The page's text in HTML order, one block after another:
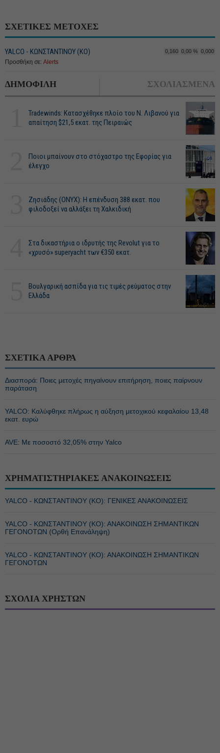
ΣΧΕΤΙΚΕΣ ΜΕΤΟΧΕΣ
YALCO - ΚΩΝΣΤΑΝΤΙΝΟΥ (ΚΟ) 0,160 0,00 % 0,000
Προσθήκη σε: Alerts
ΔΗΜΟΦΙΛΗ ΣΧΟΛΙΑΣΜΕΝΑ
Tradewinds: Κατασχέθηκε πλοίο του Ν. Λιβανού για
απαίτηση $21,5 εκατ. της Πειραιώς
Ποιοι μπαίνουν στο στόχαστρο της Εφορίας για
έλεγχο
Ζησιάδης (ONYX): Η επένδυση 388 εκατ. που
φιλοδοξεί να αλλάξει τη Χαλκιδική
Στα δικαστήρια ο ιδρυτής της Revolut για το
«χρυσό» superyacht των €350 εκατ.
Βουλγαρική ασπίδα για τις τιμές ρεύματος στην
Ελλάδα
ΣΧΕΤΙΚΑ ΑΡΘΡΑ
Διασπορά: Ποιες μετοχές πηγαίνουν επιτήρηση, ποιες παίρνουν
παράταση
YALCO: Καλύφθηκε πλήρως η αύξηση μετοχικού κεφαλαίου 13,48
εκατ. ευρώ
AVE: Με ποσοστό 32,05% στην Yalco
ΧΡΗΜΑΤΙΣΤΗΡΙΑΚΕΣ ΑΝΑΚΟΙΝΩΣΕΙΣ
YALCO - ΚΩΝΣΤΑΝΤΙΝΟΥ (ΚΟ): ΓΕΝΙΚΕΣ ΑΝΑΚΟΙΝΩΣΕΙΣ
YALCO - ΚΩΝΣΤΑΝΤΙΝΟΥ (ΚΟ): ΑΝΑΚΟΙΝΩΣΗ ΣΗΜΑΝΤΙΚΩΝ
ΓΕΓΟΝΟΤΩΝ (Ορθή Επανάληψη)
YALCO - ΚΩΝΣΤΑΝΤΙΝΟΥ (ΚΟ): ΑΝΑΚΟΙΝΩΣΗ ΣΗΜΑΝΤΙΚΩΝ
ΓΕΓΟΝΟΤΩΝ
ΣΧΟΛΙΑ ΧΡΗΣΤΩΝ